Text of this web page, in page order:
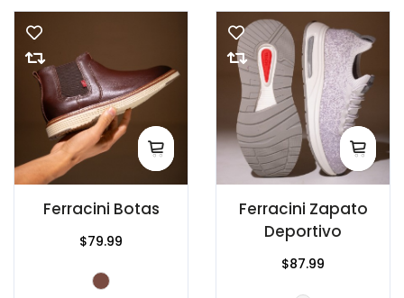
Ferracini Botas
$79.99
Ferracini Zapato
Deportivo
$87.99